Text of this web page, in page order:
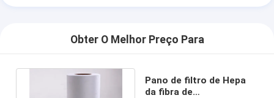
Obter O Melhor Preço Para
Pano de filtro de Hepa
da fibra de